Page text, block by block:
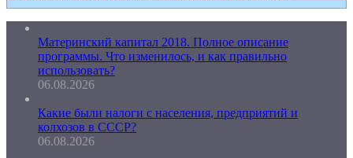
Материнский капитал 2018. Полное описание
программы. Что изменилось, и как правильно
использовать?
06.08.2026
Какие были налоги с населения, предприятий и
колхозов в СССР?
06.08.2026